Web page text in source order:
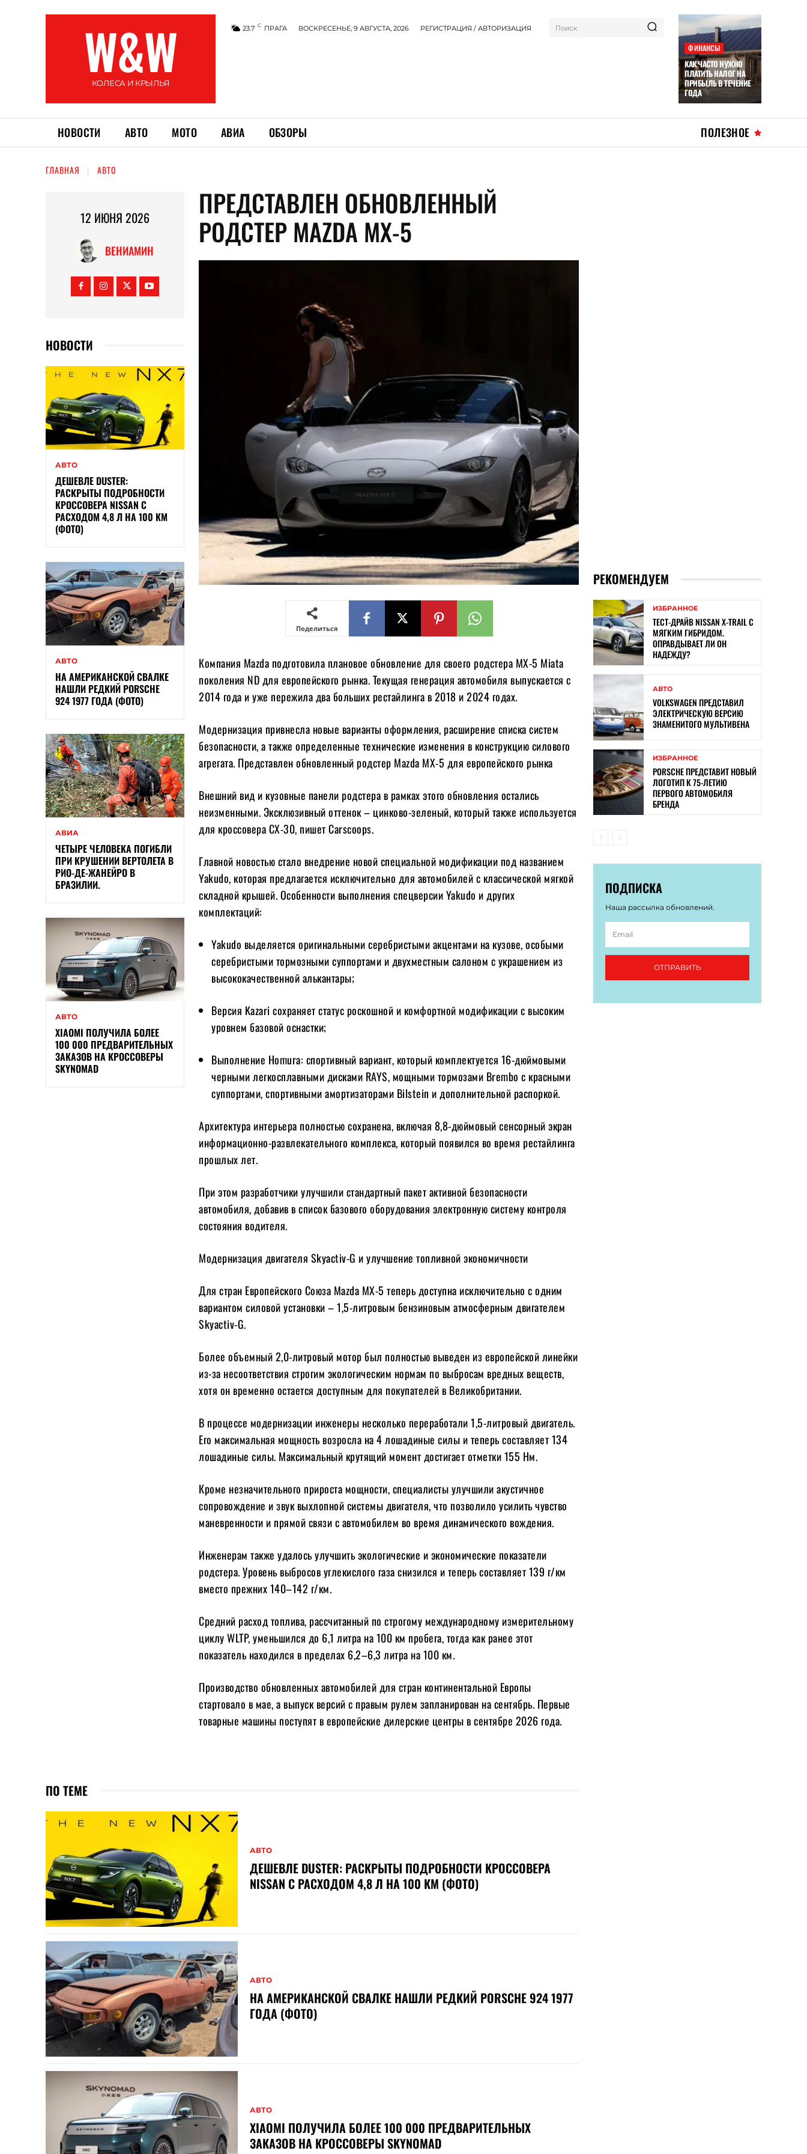
W&W
КОЛЕСА И КРЫЛЬЯ
23.7 C ПРАГА ВОСКРЕСЕНЬЕ, 9 АВГУСТА, 2026 РЕГИСТРАЦИЯ / АВТОРИЗАЦИЯ Поиск
ФИНАНСЫ
КАК ЧАСТО НУЖНО
ПЛАТИТЬ НАЛОГ НА
ПРИБЫЛЬ В ТЕЧЕНИЕ
ГОДА
НОВОСТИ АВТО МОТО АВИА ОБЗОРЫ ПОЛЕЗНОЕ
ГЛАВНАЯ АВТО
12 ИЮНЯ 2026
ВЕНИАМИН
НОВОСТИ
АВТО
ДЕШЕВЛЕ DUSTER:
РАСКРЫТЫ ПОДРОБНОСТИ
КРОССОВЕРА NISSAN С
РАСХОДОМ 4,8 Л НА 100 КМ
(ФОТО)
АВТО
НА АМЕРИКАНСКОЙ СВАЛКЕ
НАШЛИ РЕДКИЙ PORSCHE
924 1977 ГОДА (ФОТО)
АВИА
ЧЕТЫРЕ ЧЕЛОВЕКА ПОГИБЛИ
ПРИ КРУШЕНИИ ВЕРТОЛЕТА В
РИО-ДЕ-ЖАНЕЙРО В
БРАЗИЛИИ.
АВТО
XIAOMI ПОЛУЧИЛА БОЛЕЕ
100 000 ПРЕДВАРИТЕЛЬНЫХ
ЗАКАЗОВ НА КРОССОВЕРЫ
SKYNOMAD
ПРЕДСТАВЛЕН ОБНОВЛЕННЫЙ
РОДСТЕР MAZDA MX-5
Поделиться
Компания Mazda подготовила плановое обновление для своего родстера MX-5 Miata
поколения ND для европейского рынка. Текущая генерация автомобиля выпускается с
2014 года и уже пережила два больших рестайлинга в 2018 и 2024 годах.
Модернизация привнесла новые варианты оформления, расширение списка систем
безопасности, а также определенные технические изменения в конструкцию силового
агрегата. Представлен обновленный родстер Mazda MX-5 для европейского рынка
Внешний вид и кузовные панели родстера в рамках этого обновления остались
неизменными. Эксклюзивный оттенок – цинково-зеленый, который также используется
для кроссовера CX-30, пишет Carscoops.
Главной новостью стало внедрение новой специальной модификации под названием
Yakudo, которая предлагается исключительно для автомобилей с классической мягкой
складной крышей. Особенности выполнения спецверсии Yakudo и других
комплектаций:
Yakudo выделяется оригинальными серебристыми акцентами на кузове, особыми
серебристыми тормозными суппортами и двухместным салоном с украшением из
высококачественной алькантары;
Версия Kazari сохраняет статус роскошной и комфортной модификации с высоким
уровнем базовой оснастки;
Выполнение Homura: спортивный вариант, который комплектуется 16-дюймовыми
черными легкосплавными дисками RAYS, мощными тормозами Brembo с красными
суппортами, спортивными амортизаторами Bilstein и дополнительной распоркой.
Архитектура интерьера полностью сохранена, включая 8,8-дюймовый сенсорный экран
информационно-развлекательного комплекса, который появился во время рестайлинга
прошлых лет.
При этом разработчики улучшили стандартный пакет активной безопасности
автомобиля, добавив в список базового оборудования электронную систему контроля
состояния водителя.
Модернизация двигателя Skyactiv-G и улучшение топливной экономичности
Для стран Европейского Союза Mazda MX-5 теперь доступна исключительно с одним
вариантом силовой установки – 1,5-литровым бензиновым атмосферным двигателем
Skyactiv-G.
Более объемный 2,0-литровый мотор был полностью выведен из европейской линейки
из-за несоответствия строгим экологическим нормам по выбросам вредных веществ,
хотя он временно остается доступным для покупателей в Великобритании.
В процессе модернизации инженеры несколько переработали 1,5-литровый двигатель.
Его максимальная мощность возросла на 4 лошадиные силы и теперь составляет 134
лошадиные силы. Максимальный крутящий момент достигает отметки 155 Нм.
Кроме незначительного прироста мощности, специалисты улучшили акустичное
сопровождение и звук выхлопной системы двигателя, что позволило усилить чувство
маневренности и прямой связи с автомобилем во время динамического вождения.
Инженерам также удалось улучшить экологические и экономические показатели
родстера. Уровень выбросов углекислого газа снизился и теперь составляет 139 г/км
вместо прежних 140–142 г/км.
Средний расход топлива, рассчитанный по строгому международному измерительному
циклу WLTP, уменьшился до 6,1 литра на 100 км пробега, тогда как ранее этот
показатель находился в пределах 6,2–6,3 литра на 100 км.
Производство обновленных автомобилей для стран континентальной Европы
стартовало в мае, а выпуск версий с правым рулем запланирован на сентябрь. Первые
товарные машины поступят в европейские дилерские центры в сентябре 2026 года.
ПО ТЕМЕ
АВТО
ДЕШЕВЛЕ DUSTER: РАСКРЫТЫ ПОДРОБНОСТИ КРОССОВЕРА
NISSAN С РАСХОДОМ 4,8 Л НА 100 КМ (ФОТО)
АВТО
НА АМЕРИКАНСКОЙ СВАЛКЕ НАШЛИ РЕДКИЙ PORSCHE 924 1977
ГОДА (ФОТО)
АВТО
XIAOMI ПОЛУЧИЛА БОЛЕЕ 100 000 ПРЕДВАРИТЕЛЬНЫХ
ЗАКАЗОВ НА КРОССОВЕРЫ SKYNOMAD
РЕКОМЕНДУЕМ
ИЗБРАННОЕ
ТЕСТ-ДРАЙВ NISSAN X-TRAIL С
МЯГКИМ ГИБРИДОМ.
ОПРАВДЫВАЕТ ЛИ ОН
НАДЕЖДУ?
АВТО
VOLKSWAGEN ПРЕДСТАВИЛ
ЭЛЕКТРИЧЕСКУЮ ВЕРСИЮ
ЗНАМЕНИТОГО МУЛЬТИВЕНА
ИЗБРАННОЕ
PORSCHE ПРЕДСТАВИТ НОВЫЙ
ЛОГОТИП К 75-ЛЕТИЮ
ПЕРВОГО АВТОМОБИЛЯ
БРЕНДА
ПОДПИСКА
Наша рассылка обновлений.
ОТПРАВИТЬ